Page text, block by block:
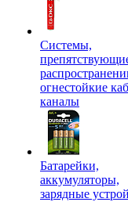
Системы,
огнестойкие
каналы
Батарейки,
аккумуляторы,
зарядные